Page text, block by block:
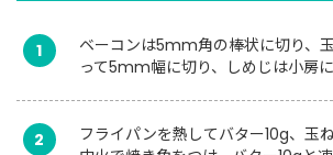
1
ベーコンは5mm角の棒状に切り、
って5mm幅に切り、しめじは小房に
2
フライパンを熱してバター10g、玉